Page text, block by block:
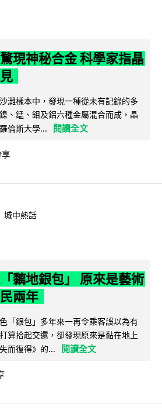
現神秘合金 科學家指晶
灘樣本中，發現一種從未有記錄的多
、錳、鉬及鋁六種金屬混合而成，晶
倫斯大學...
閱讀全文
城中熱話
黐地銀包」 原來是藝術
兩年
「銀包」多年來一再令乘客誤以為有
算拾起交還，卻發現原來是黏在地上
而復得》的...
閱讀全文